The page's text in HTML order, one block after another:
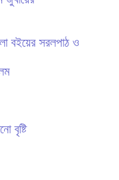
বইয়ের সরলপাঠ ও
বৃষ্টি